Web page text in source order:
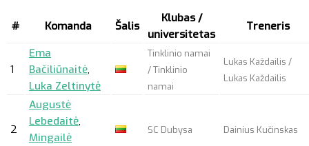
# Komanda Šalis
Klubas /
universitetas
Treneris
1
Ema
Bačiliūnaitė,
Luka Zeltinytė
Tinklinio namai
/ Tinklinio
namai
Lukas Každailis /
Lukas Každailis
2
Augustė
Lebedaitė,
Mingailė
SC Dubysa Dainius Kučinskas